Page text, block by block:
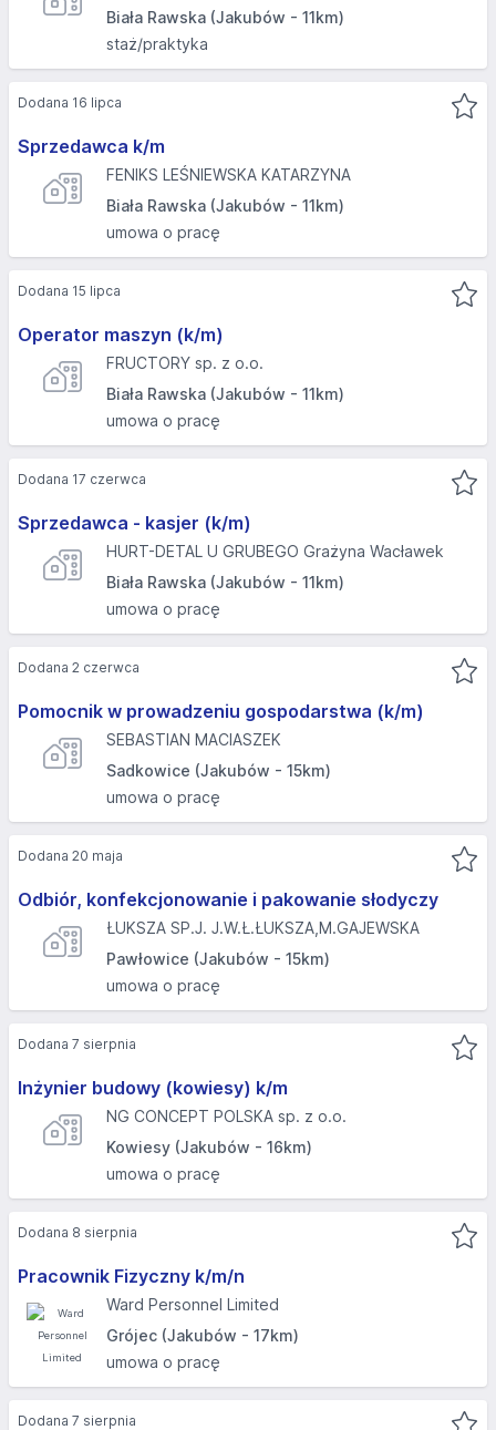
Biała Rawska (Jakubów - 11km)
staż/praktyka
Sprzedawca k/m
FENIKS LEŚNIEWSKA KATARZYNA
Biała Rawska (Jakubów - 11km)
umowa o pracę
Dodana 16 lipca
Operator maszyn (k/m)
FRUCTORY sp. z o.o.
Biała Rawska (Jakubów - 11km)
umowa o pracę
Dodana 15 lipca
Sprzedawca - kasjer (k/m)
HURT-DETAL U GRUBEGO Grażyna Wacławek
Biała Rawska (Jakubów - 11km)
umowa o pracę
Dodana 17 czerwca
Pomocnik w prowadzeniu gospodarstwa (k/m)
SEBASTIAN MACIASZEK
Sadkowice (Jakubów - 15km)
umowa o pracę
Dodana 2 czerwca
Odbiór, konfekcjonowanie i pakowanie słodyczy
ŁUKSZA SP.J. J.W.Ł.ŁUKSZA,M.GAJEWSKA
Pawłowice (Jakubów - 15km)
umowa o pracę
Dodana 20 maja
Inżynier budowy (kowiesy) k/m
NG CONCEPT POLSKA sp. z o.o.
Kowiesy (Jakubów - 16km)
umowa o pracę
Dodana 7 sierpnia
Pracownik Fizyczny k/m/n
Ward Personnel Limited
Grójec (Jakubów - 17km)
umowa o pracę
Dodana 8 sierpnia
Dodana 7 sierpnia